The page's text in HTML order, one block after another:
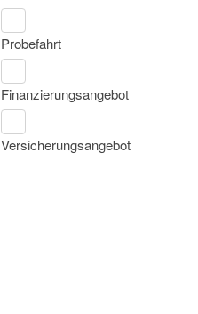
Probefahrt
Finanzierungsangebot
Versicherungsangebot